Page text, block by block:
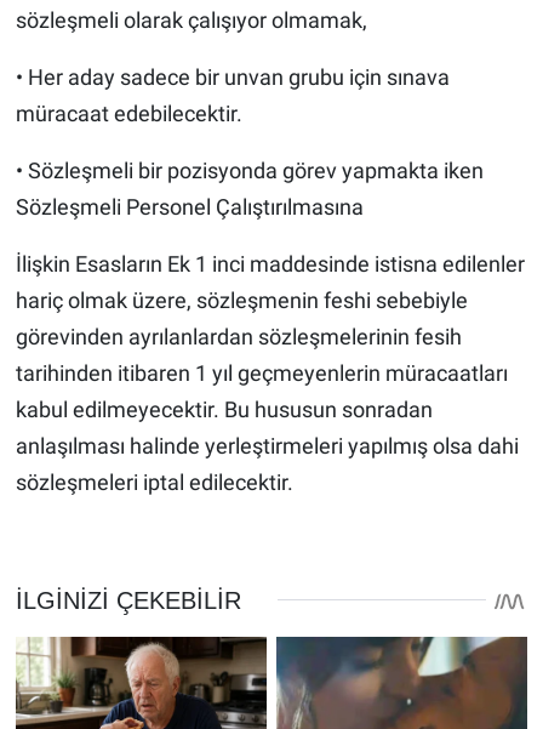
sözleşmeli olarak çalışıyor olmamak,
• Her aday sadece bir unvan grubu için sınava
müracaat edebilecektir.
• Sözleşmeli bir pozisyonda görev yapmakta iken
Sözleşmeli Personel Çalıştırılmasına
İlişkin Esasların Ek 1 inci maddesinde istisna edilenler
hariç olmak üzere, sözleşmenin feshi sebebiyle
görevinden ayrılanlardan sözleşmelerinin fesih
tarihinden itibaren 1 yıl geçmeyenlerin müracaatları
kabul edilmeyecektir. Bu hususun sonradan
anlaşılması halinde yerleştirmeleri yapılmış olsa dahi
sözleşmeleri iptal edilecektir.